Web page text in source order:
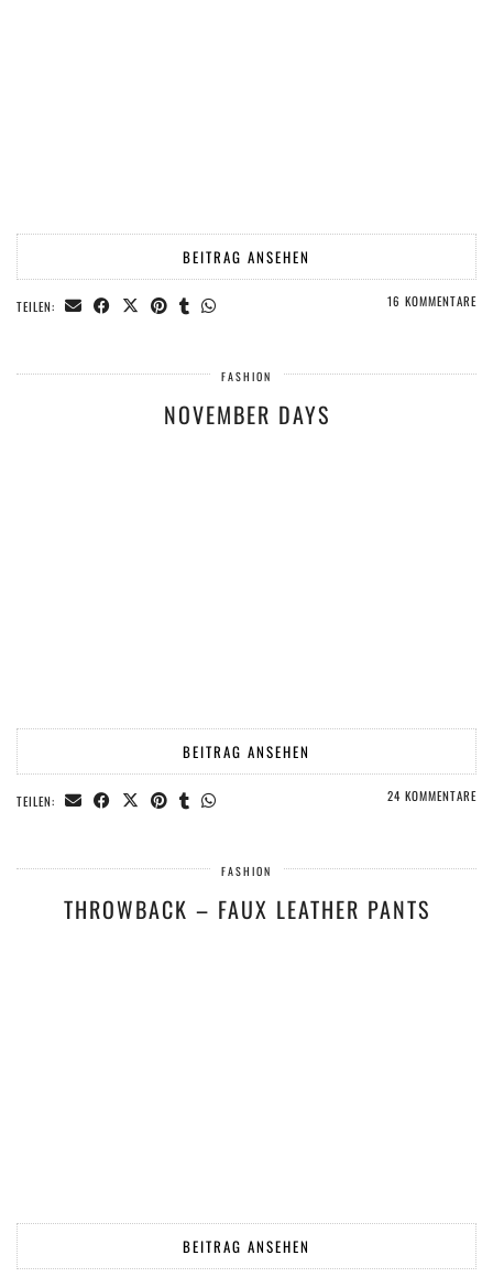
BEITRAG ANSEHEN
TEILEN: 16 KOMMENTARE
FASHION
NOVEMBER DAYS
BEITRAG ANSEHEN
TEILEN: 24 KOMMENTARE
FASHION
THROWBACK – FAUX LEATHER PANTS
BEITRAG ANSEHEN